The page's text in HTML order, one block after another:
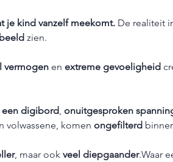
je kind vanzelf meekomt. De realiteit
zien.
vermogen en extreme gevoeligheid
een digibord, onuitgesproken
volwassene, komen ongefilterd
, maar ook veel diepgaander.Waar